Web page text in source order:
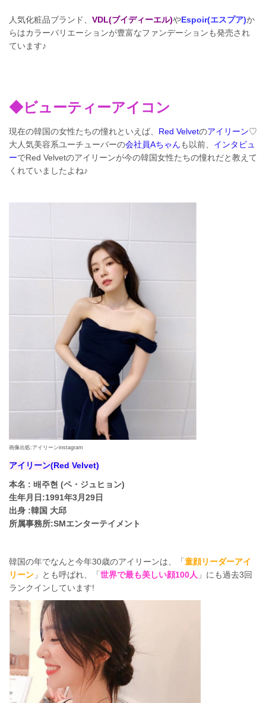
人気化粧品ブランド、 VDL(ブイディーエル)やEspoir(エスプア)か
らはカラーバリエーションが豊富なファンデーションも発売され
ています♪
◆ビューティーアイコン
現在の韓国の女性たちの憧れといえば、 Red Velvetのアイリーン♡
大人気美容系ユーチューバーの会社員Aちゃんも以前、 インタビュ
ーでRed Velvetのアイリーンが今の韓国女性たちの憧れだと教えて
くれていましたよね♪
画像出処:アイリーンinstagram
アイリーン(Red Velvet)
本名 : 배주현 (ペ・ジュヒョン)
生年月日:1991年3月29日
出身 :韓国 大邱
所属事務所:SMエンターテイメント
韓国の年でなんと今年30歳のアイリーンは、「 童顔リーダーアイ
リーン 」とも呼ばれ、「 世界で最も美しい顔100人 」にも過去3回
ランクインしています!